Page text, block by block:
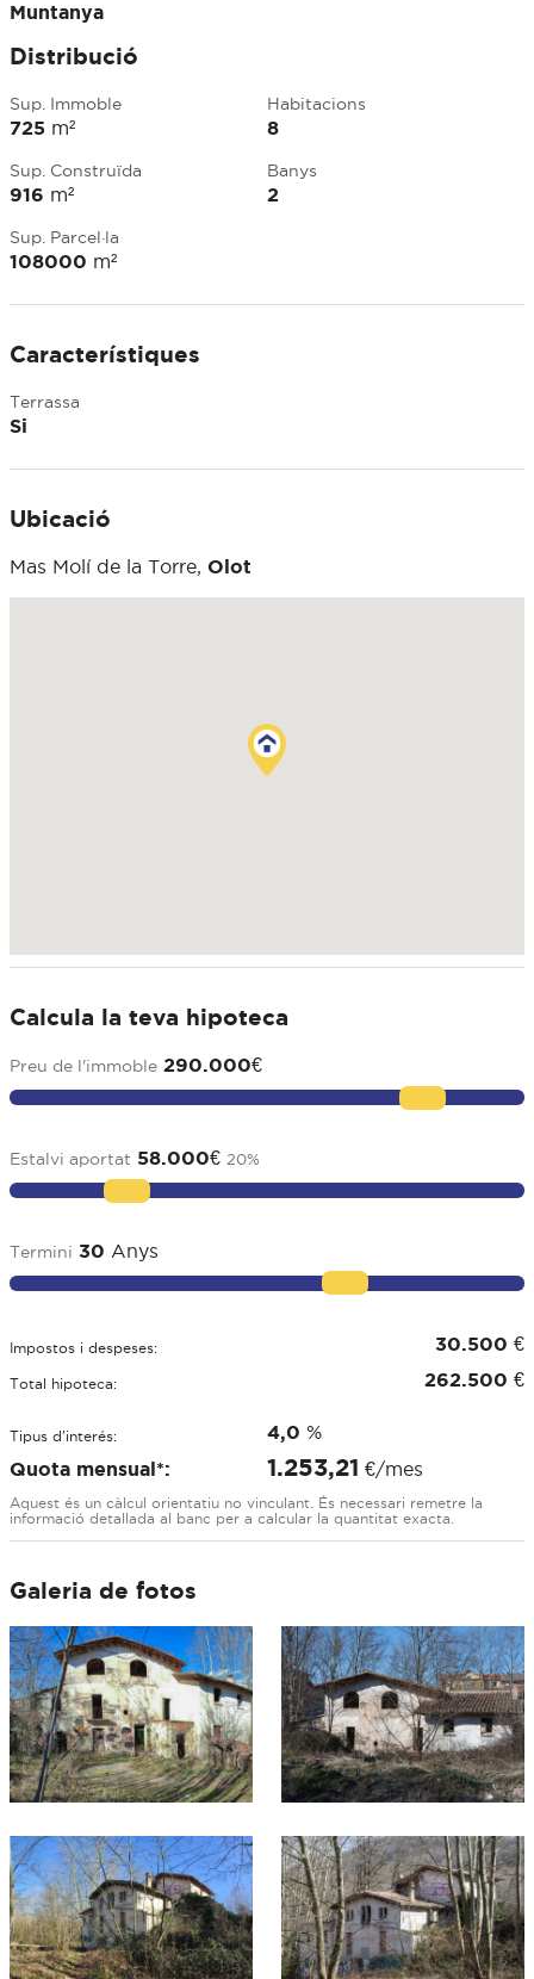
Muntanya
Distribució
Sup. Immoble
725 m²
Sup. Construïda
916 m²
Sup. Parcel·la
108000 m²
Habitacions
8
Banys
2
Característiques
Terrassa
Si
Ubicació
Mas Molí de la Torre, Olot
Calcula la teva hipoteca
Preu de l'immoble 290.000€
Estalvi aportat 58.000€ 20%
Termini 30 Anys
Impostos i despeses: 30.500 €
Total hipoteca: 262.500 €
Tipus d'interés: 4,0 %
Quota mensual*:
1.253,21 €/mes
Aquest és un càlcul orientatiu no vinculant. És necessari remetre la
informació detallada al banc per a calcular la quantitat exacta.
Galeria de fotos